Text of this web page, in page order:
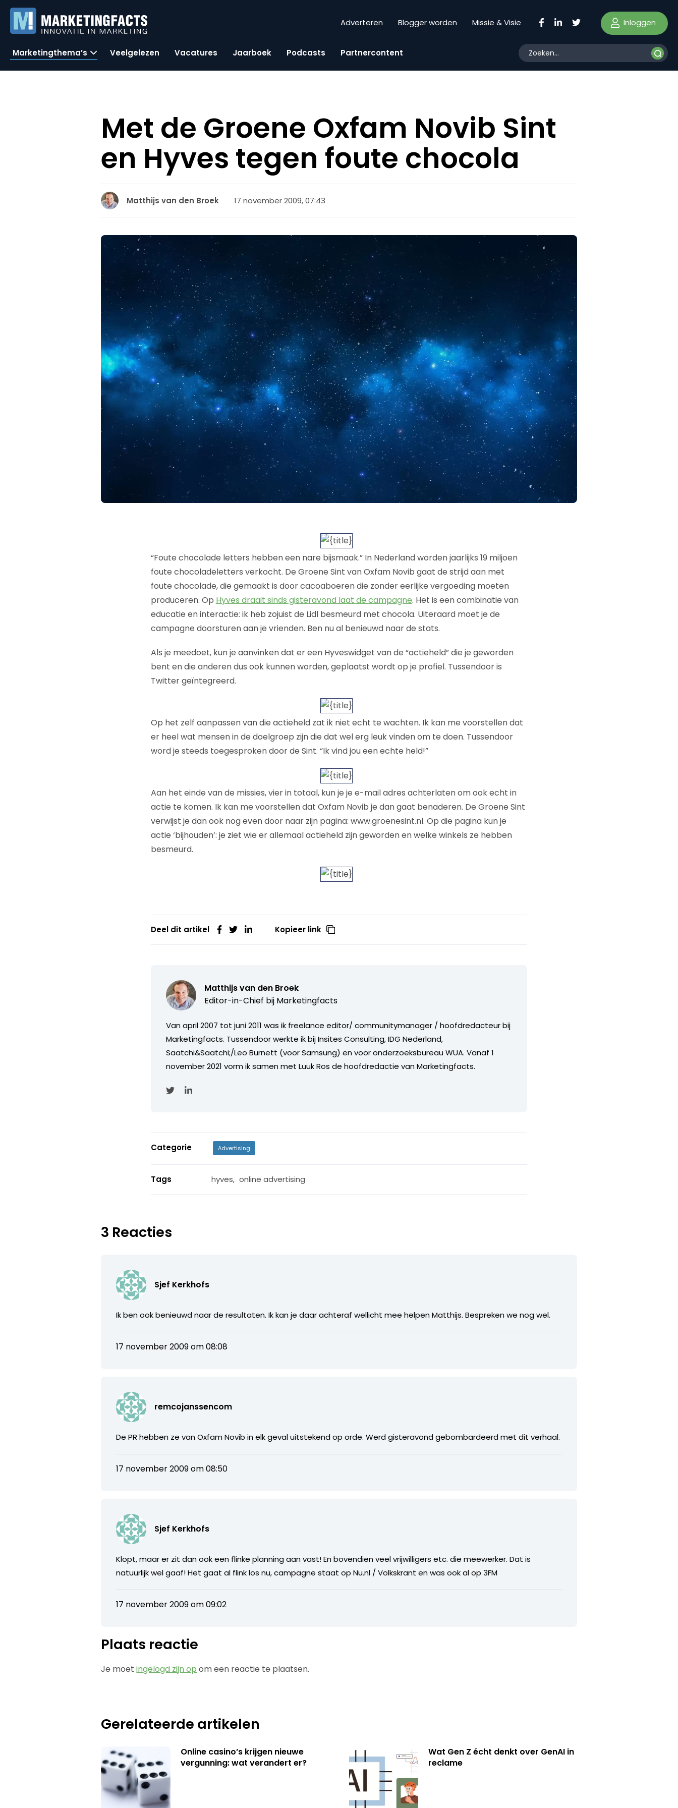
Adverteren Blogger worden Missie & Visie Inloggen
Marketingthema’s Veelgelezen Vacatures Jaarboek Podcasts Partnercontent
Met de Groene Oxfam Novib Sint
en Hyves tegen foute chocola
Matthijs van den Broek 17 november 2009, 07:43
“Foute chocolade letters hebben een nare bijsmaak.” In Nederland worden jaarlijks 19 miljoen
foute chocoladeletters verkocht. De Groene Sint van Oxfam Novib gaat de strijd aan met
foute chocolade, die gemaakt is door cacoaboeren die zonder eerlijke vergoeding moeten
produceren. Op Hyves draait sinds gisteravond laat de campagne. Het is een combinatie van
educatie en interactie: ik heb zojuist de Lidl besmeurd met chocola. Uiteraard moet je de
campagne doorsturen aan je vrienden. Ben nu al benieuwd naar de stats.
Als je meedoet, kun je aanvinken dat er een Hyveswidget van de “actieheld” die je geworden
bent en die anderen dus ook kunnen worden, geplaatst wordt op je profiel. Tussendoor is
Twitter geïntegreerd.
Op het zelf aanpassen van die actieheld zat ik niet echt te wachten. Ik kan me voorstellen dat
er heel wat mensen in de doelgroep zijn die dat wel erg leuk vinden om te doen. Tussendoor
word je steeds toegesproken door de Sint. “Ik vind jou een echte held!”
Aan het einde van de missies, vier in totaal, kun je je e-mail adres achterlaten om ook echt in
actie te komen. Ik kan me voorstellen dat Oxfam Novib je dan gaat benaderen. De Groene Sint
verwijst je dan ook nog even door naar zijn pagina: www.groenesint.nl. Op die pagina kun je
actie ‘bijhouden’: je ziet wie er allemaal actieheld zijn geworden en welke winkels ze hebben
besmeurd.
Deel dit artikel Kopieer link
Matthijs van den Broek
Editor-in-Chief bij Marketingfacts
Van april 2007 tot juni 2011 was ik freelance editor/ communitymanager / hoofdredacteur bij
Marketingfacts. Tussendoor werkte ik bij Insites Consulting, IDG Nederland,
Saatchi&Saatchi;/Leo Burnett (voor Samsung) en voor onderzoeksbureau WUA. Vanaf 1
november 2021 vorm ik samen met Luuk Ros de hoofdredactie van Marketingfacts.
Categorie Advertising
Tags hyves, online advertising
3 Reacties
Sjef Kerkhofs
Ik ben ook benieuwd naar de resultaten. Ik kan je daar achteraf wellicht mee helpen Matthijs. Bespreken we nog wel.
17 november 2009 om 08:08
remcojanssencom
De PR hebben ze van Oxfam Novib in elk geval uitstekend op orde. Werd gisteravond gebombardeerd met dit verhaal.
17 november 2009 om 08:50
Sjef Kerkhofs
Klopt, maar er zit dan ook een flinke planning aan vast! En bovendien veel vrijwilligers etc. die meewerker. Dat is
natuurlijk wel gaaf! Het gaat al flink los nu, campagne staat op Nu.nl / Volkskrant en was ook al op 3FM
17 november 2009 om 09:02
Plaats reactie
Je moetingelogd zijn op om een reactie te plaatsen.
Gerelateerde artikelen
Online casino’s krijgen nieuwe
vergunning: wat verandert er?
Wat Gen Z écht denkt over GenAI in
reclame